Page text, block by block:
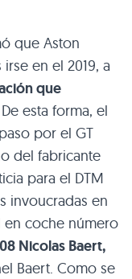
que Aston
en el 2019, a
que
De esta forma, el
por el GT
del fabricante
para el DTM
invoucradas en
en coche número
Nicolas Baert,
Baert. Como se